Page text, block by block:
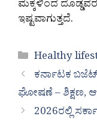
ಮಕ್ಕಳಿಂದ
ಇಷ್ಟವಾಗುತ್ತದೆ.
Categories
Healthy
ಕರ್ನಾಟಕ
ಘೋಷಣೆ – ಶಿಕ್ಷಣ,
2026ರಲ್ಲಿ